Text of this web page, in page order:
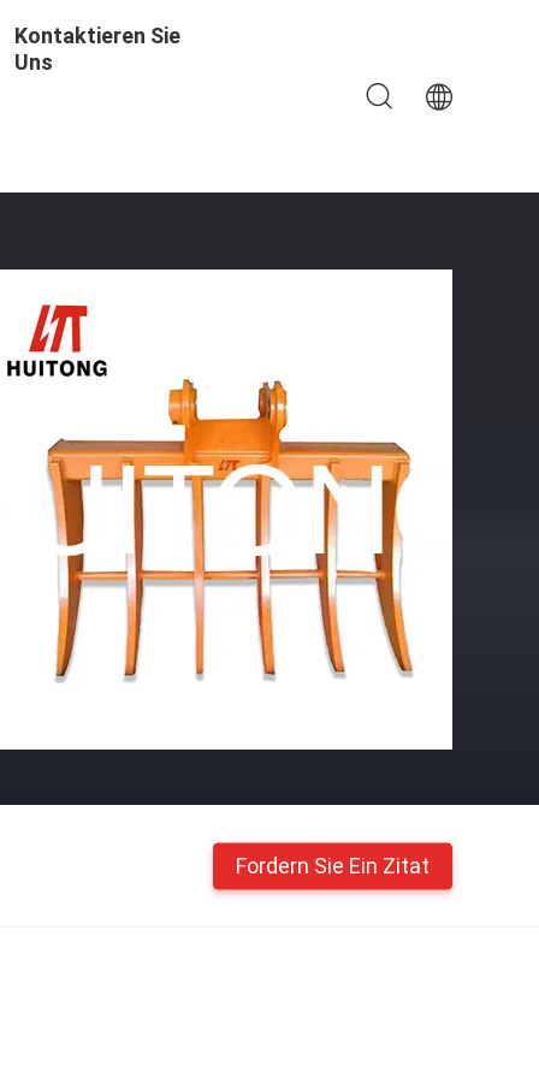
Kontaktieren Sie
Uns
Fordern Sie Ein Zitat